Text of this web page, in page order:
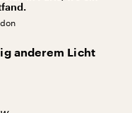
anderem Licht